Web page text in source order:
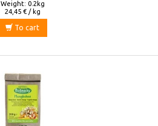
24,45 € / kg
Weight: 0.2kg
To cart